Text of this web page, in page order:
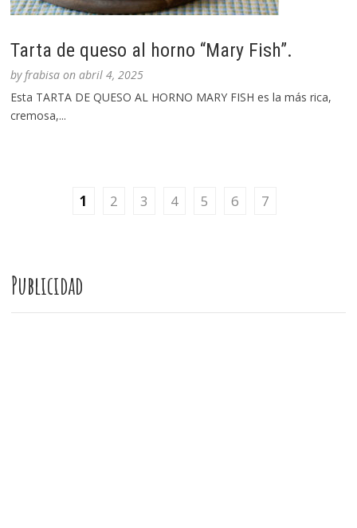
Tarta de queso al horno “Mary Fish”.
byfrabisa onabril 4, 2025
Esta TARTA DE QUESO AL HORNO MARY FISH es la más rica,
cremosa,...
1 2 3 4 5 6 7
Publicidad